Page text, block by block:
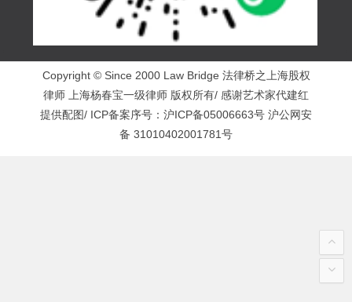
Copyright © Since 2000 Law Bridge 法律桥之上海股权
律师 上海杨春宝一级律师 版权所有/ 感谢艺术家代建红
提供配图/ ICP备案序号： 沪ICP备05006663号 沪公网安
备 31010402001781号